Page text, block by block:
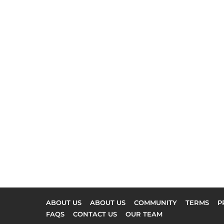
ABOUT US ABOUT US COMMUNITY TERMS
FAQS
CONTACT US OUR TEAM